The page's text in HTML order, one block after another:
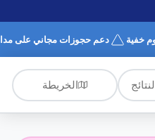
خفية دعم حجوزات مجاني على مدار
الخريطة